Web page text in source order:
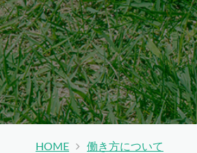
HOME 働き方について